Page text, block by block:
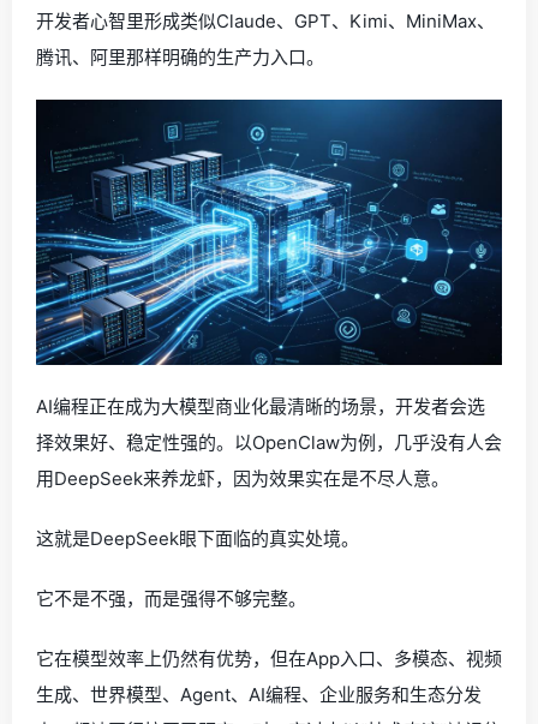
开发者心智里形成类似Claude、GPT、Kimi、MiniMax、
腾讯、阿里那样明确的生产力入口。
AI编程正在成为大模型商业化最清晰的场景，开发者会选
择效果好、稳定性强的。以OpenClaw为例，几乎没有人会
用DeepSeek来养龙虾，因为效果实在是不尽人意。
这就是DeepSeek眼下面临的真实处境。
它不是不强，而是强得不够完整。
它在模型效率上仍然有优势，但在App入口、多模态、视频
生成、世界模型、Agent、AI编程、企业服务和生态分发